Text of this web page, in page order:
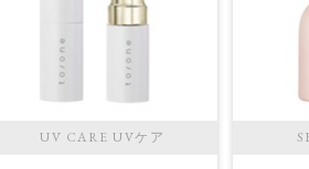
UV CARE UVケア